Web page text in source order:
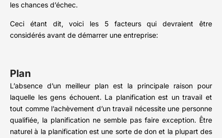
les chances d’échec.
Ceci étant dit, voici les 5 facteurs qui devraient être
considérés avant de démarrer une entreprise:
Plan
L’absence d’un meilleur plan est la principale raison pour
laquelle les gens échouent. La planification est un travail et
tout comme l’achèvement d’un travail nécessite une personne
qualifiée, la planification ne semble pas faire exception. Être
naturel à la planification est une sorte de don et la plupart des